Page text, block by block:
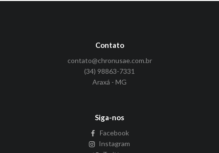
Contato
contato@chronusae.com.br
(34) 98863-7331
Araxá - MG
Siga-nos
Facebook
Instagram